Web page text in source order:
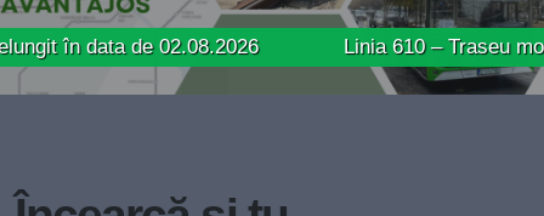
de 02.08.2026 Linia 610 – Traseu modificat